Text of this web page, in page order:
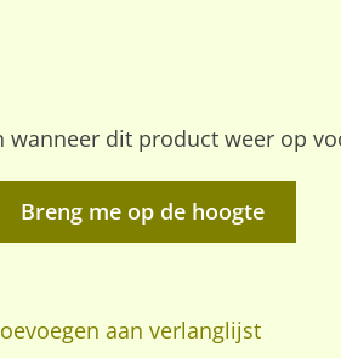
dit product weer op
Breng me op de hoogte
aan verlanglijst